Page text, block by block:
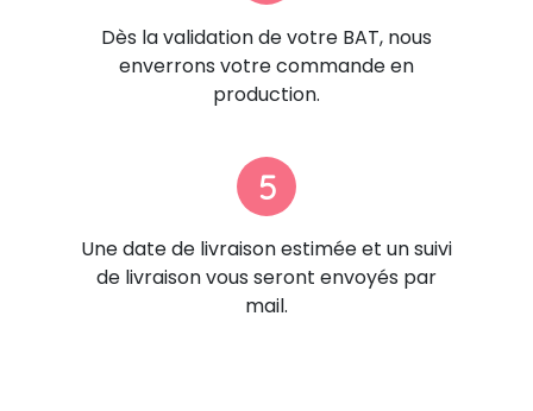
Dès la validation de votre BAT, nous
enverrons votre commande en
production.
5
Une date de livraison estimée et un suivi
de livraison vous seront envoyés par
mail.